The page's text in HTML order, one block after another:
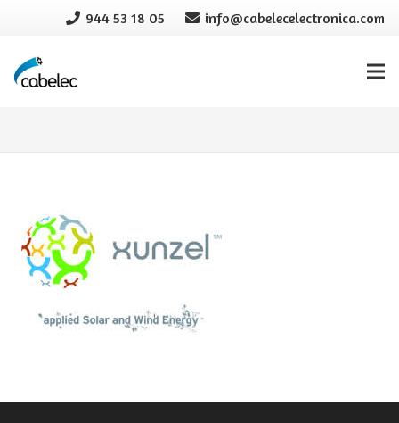
944 53 18 05 info@cabelecelectronica.com